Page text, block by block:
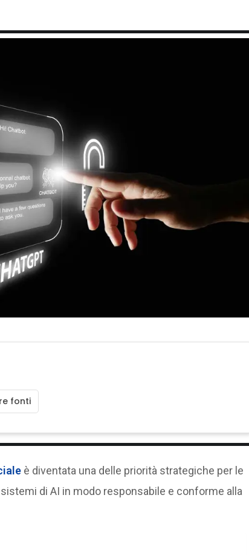
fonti
è diventata una delle priorità strategiche per le
di AI in modo responsabile e conforme alla